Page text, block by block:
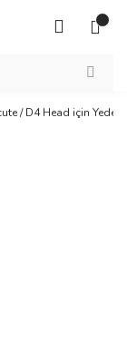
/ D4 Head için